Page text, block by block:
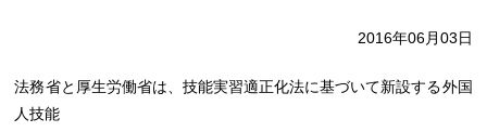
2016年06月03日
法務省と厚生労働省は、技能実習適正化法に基づいて新設する外国
人技能